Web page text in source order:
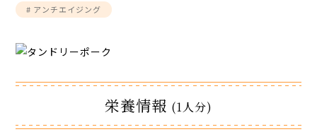
# アンチエイジング
栄養情報 (1人分)